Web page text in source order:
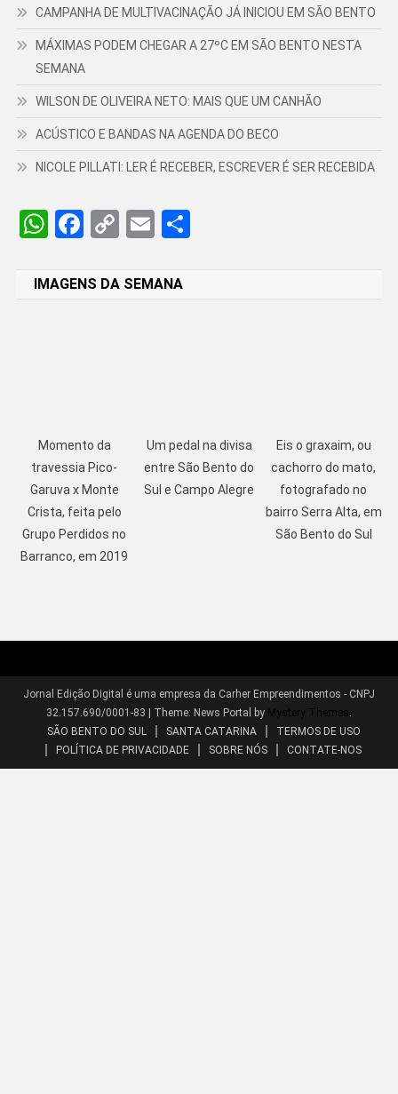
CAMPANHA DE MULTIVACINAÇÃO JÁ INICIOU EM SÃO BENTO
MÁXIMAS PODEM CHEGAR A 27ºC EM SÃO BENTO NESTA
SEMANA
WILSON DE OLIVEIRA NETO: MAIS QUE UM CANHÃO
ACÚSTICO E BANDAS NA AGENDA DO BECO
NICOLE PILLATI: LER É RECEBER, ESCREVER É SER RECEBIDA
WhatsApp
Facebook
CopyEmailShare
IMAGENS DA SEMANA
Momento da
travessia Pico-
Garuva x Monte
Crista, feita pelo
Grupo Perdidos no
Barranco, em 2019
Um pedal na divisa
entre São Bento do
Sul e Campo Alegre
Eis o graxaim, ou
cachorro do mato,
fotografado no
bairro Serra Alta, em
São Bento do Sul
Jornal Edição Digital é uma empresa da Carher Empreendimentos - CNPJ
32.157.690/0001-83
Theme: News Portal by Mystery Themes .
SÃO BENTO DO SUL
SANTA CATARINA
TERMOS DE USO
POLÍTICA DE PRIVACIDADE
SOBRE NÓS CONTATE-NOS